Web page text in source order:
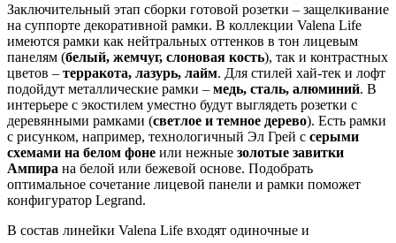
Заключительный этап сборки готовой розетки – защелкивание
на суппорте декоративной рамки. В коллекции Valena Life
имеются рамки как нейтральных оттенков в тон лицевым
панелям (белый, жемчуг, слоновая кость), так и контрастных
цветов – терракота, лазурь, лайм. Для стилей хай-тек и лофт
подойдут металлические рамки – медь, сталь, алюминий. В
интерьере с экостилем уместно будут выглядеть розетки с
деревянными рамками (светлое и темное дерево). Есть рамки
с рисунком, например, технологичный Эл Грей с серыми
схемами на белом фоне или нежные золотые завитки
Ампира на белой или бежевой основе. Подобрать
оптимальное сочетание лицевой панели и рамки поможет
конфигуратор Legrand.
В состав линейки Valena Life входят одиночные и